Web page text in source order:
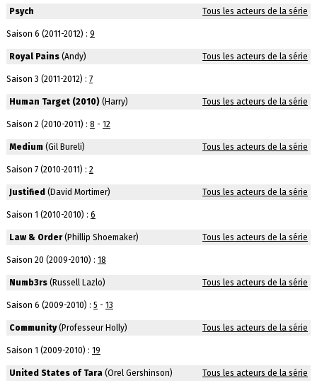
Psych Tous les acteurs de la série
Saison 6 (2011-2012) : 9
Royal Pains(Andy) Tous les acteurs de la série
Saison 3 (2011-2012) : 7
Human Target (2010)(Harry) Tous les acteurs de la série
Saison 2 (2010-2011) : 8 - 12
Medium(Gil Bureli) Tous les acteurs de la série
Saison 7 (2010-2011) : 2
Justified (David Mortimer) Tous les acteurs de la série
Saison 1 (2010-2010) : 6
Law & Order(Phillip Shoemaker) Tous les acteurs de la série
Saison 20 (2009-2010) : 18
Numb3rs(Russell Lazlo) Tous les acteurs de la série
Saison 6 (2009-2010) : 5 - 13
Community(Professeur Holly) Tous les acteurs de la série
Saison 1 (2009-2010) : 19
United States of Tara(Orel Gershinson) Tous les acteurs de la série